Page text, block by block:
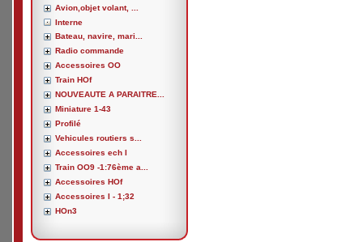
Avion,objet volant, ...
Interne
Bateau, navire, mari...
Radio commande
Accessoires OO
Train HOf
NOUVEAUTE A PARAITRE...
Miniature 1-43
Profilé
Vehicules routiers s...
Accessoires ech I
Train OO9 -1:76ème a...
Accessoires HOf
Accessoires I - 1;32
HOn3